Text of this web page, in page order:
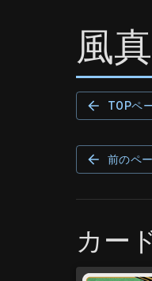
風
TOPペ
前のペ
カー